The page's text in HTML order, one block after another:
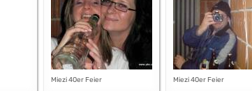
Miezi 40er Feier Miezi 40er Feier